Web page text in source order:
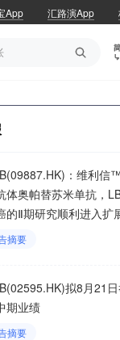
App 汇路演App

：维利信
体奥帕替苏米单抗，
的Ⅱ期研究顺利进入扩
摘要
拟8月21
期业绩
摘要